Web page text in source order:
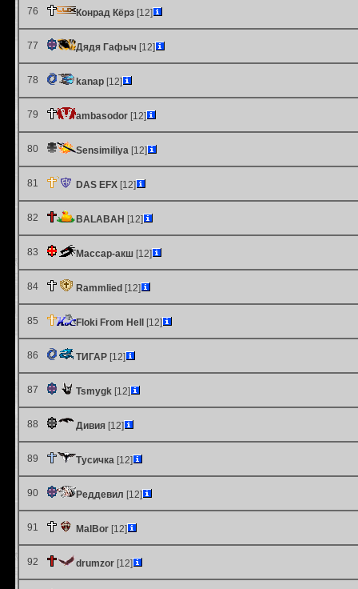
76 Конрад Кёрз [12]
77 Дядя Гафыч [12]
78 kanap [12]
79 ambasodor [12]
80 Sensimiliya [12]
81 DAS EFX [12]
82 BALABAH [12]
83 Массар-акш [12]
84 Rammlied [12]
85 Floki From Hell [12]
86 ТИГАР [12]
87 Tsmygk [12]
88 Дивия [12]
89 Тусичка [12]
90 Реддевил [12]
91 MalBor [12]
92 drumzor [12]